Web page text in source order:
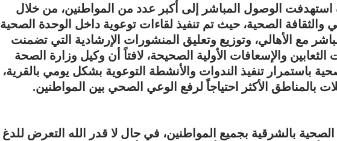
استهدفت الوصول المباشر إلى أكبر عدد من المواطنين، من خلال
والثقافة الصحية، حيث تم تنفيذ لقاءات توعوية داخل الوحدة الصحية
مع الأهالي، وتوزيع وتعليق المنشورات الإرشادية التي تضمنت
والإسعافات الأولية الصحيحة، لافتاً أن وكيل وزارة الصحة
باستمرار تنفيذ الندوات والأنشطة التوعوية بشكل يومي بالقرية،
بالمناطق الأكثر احتياجاً لرفع الوعي الصحي بين المواطنين.
بالشرقية بجميع المواطنين، في حال لا قدر الله التعرض للدغ